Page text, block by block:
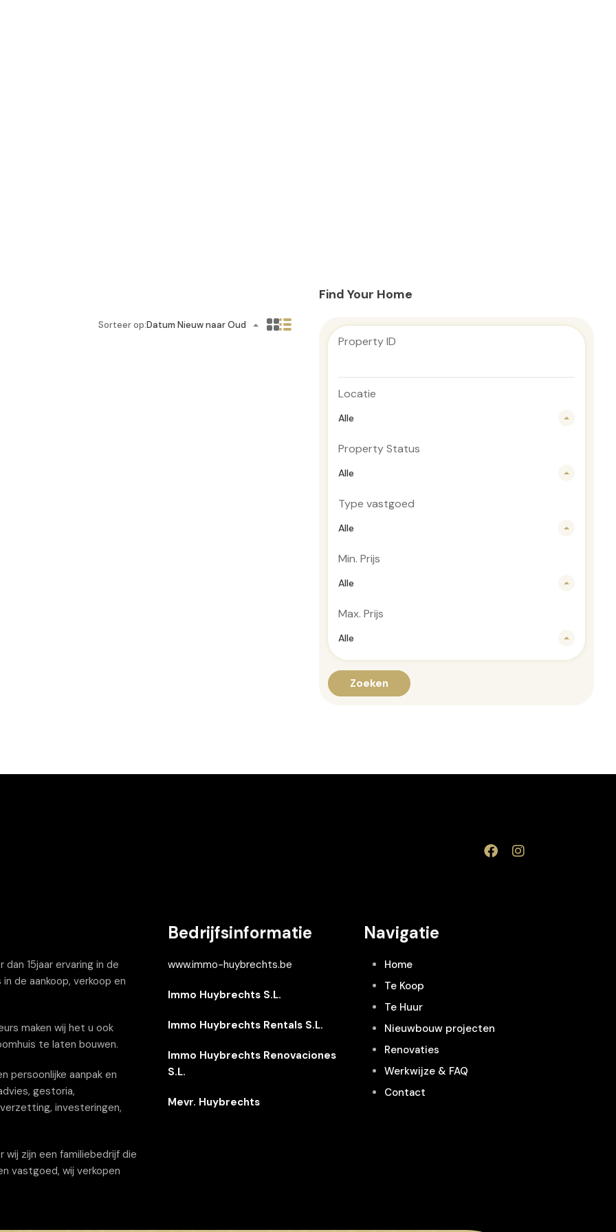
Sorteer op:Datum Nieuw naar Oud
Find Your Home
Property ID
Locatie
Alle
Property Status
Alle
Type vastgoed
Alle
Min. Prijs
Alle
Max. Prijs
Alle
Zoeken
15jaar ervaring in de
de aankoop, verkoop en
maken wij het u ook
te laten bouwen.
persoonlijke aanpak en
gestoria,
investeringen,
zijn een familiebedrijf die
vastgoed, wij verkopen
Bedrijfsinformatie
www.immo-huybrechts.be
Immo Huybrechts S.L.
Immo Huybrechts Rentals S.L.
Immo Huybrechts Renovaciones
S.L.
Mevr. Huybrechts
Navigatie
Home
Te Koop
Te Huur
Nieuwbouw projecten
Renovaties
Werkwijze & FAQ
Contact